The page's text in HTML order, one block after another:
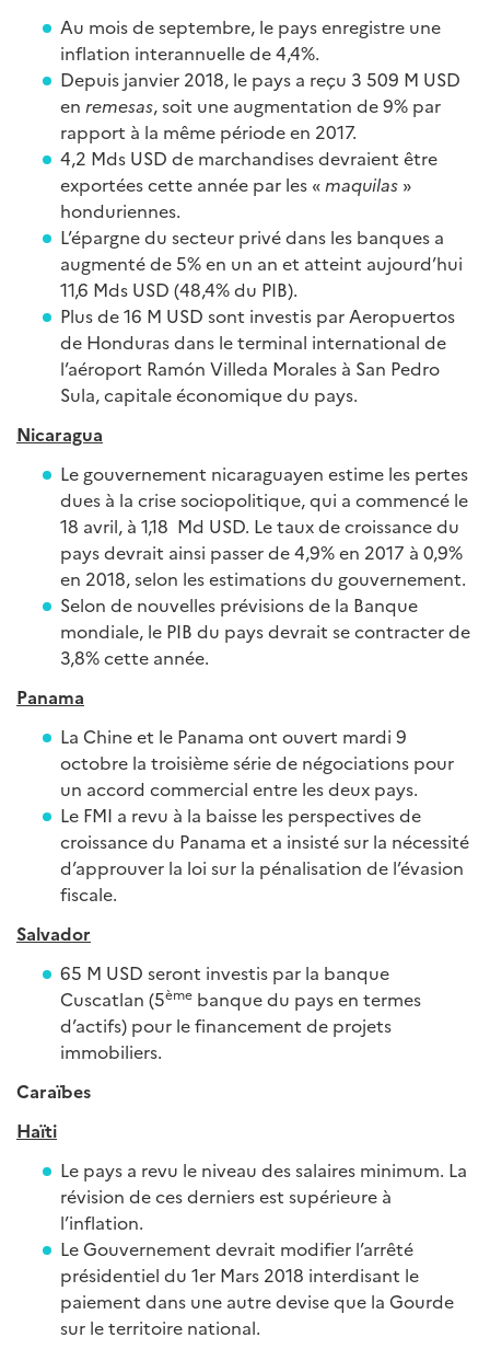
Au mois de septembre, le pays enregistre une
inflation interannuelle de 4,4%.
Depuis janvier 2018, le pays a reçu 3 509 M USD
en remesas, soit une augmentation de 9% par
rapport à la même période en 2017.
4,2 Mds USD de marchandises devraient être
exportées cette année par les « maquilas »
honduriennes.
L’épargne du secteur privé dans les banques a
augmenté de 5% en un an et atteint aujourd’hui
11,6 Mds USD (48,4% du PIB).
Plus de 16 M USD sont investis par Aeropuertos
de Honduras dans le terminal international de
l’aéroport Ramón Villeda Morales à San Pedro
Sula, capitale économique du pays.
Nicaragua
Le gouvernement nicaraguayen estime les pertes
dues à la crise sociopolitique, qui a commencé le
18 avril, à 1,18 Md USD. Le taux de croissance du
pays devrait ainsi passer de 4,9% en 2017 à 0,9%
en 2018, selon les estimations du gouvernement.
Selon de nouvelles prévisions de la Banque
mondiale, le PIB du pays devrait se contracter de
3,8% cette année.
Panama
La Chine et le Panama ont ouvert mardi 9
octobre la troisième série de négociations pour
un accord commercial entre les deux pays.
Le FMI a revu à la baisse les perspectives de
croissance du Panama et a insisté sur la nécessité
d’approuver la loi sur la pénalisation de l’évasion
fiscale.
Salvador
65 M USD seront investis par la banque
Cuscatlan (5ème banque du pays en termes
d’actifs) pour le financement de projets
immobiliers.
Caraïbes
Haïti
Le pays a revu le niveau des salaires minimum. La
révision de ces derniers est supérieure à
l’inflation.
Le Gouvernement devrait modifier l’arrêté
présidentiel du 1er Mars 2018 interdisant le
paiement dans une autre devise que la Gourde
sur le territoire national.